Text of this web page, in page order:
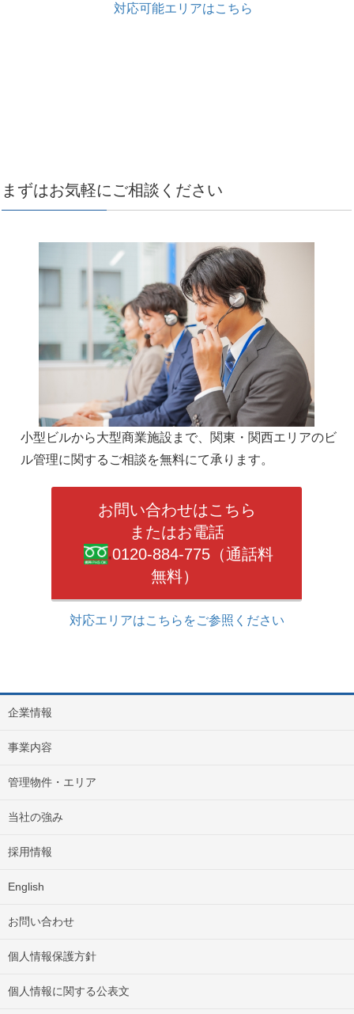
対応可能エリアはこちら
まずはお気軽にご相談ください
小型ビルから大型商業施設まで、関東・関西エリアのビ
ル管理に関するご相談を無料にて承ります。
お問い合わせはこちら
またはお電話
0120-884-775（通話料
無料）
対応エリアはこちらをご参照ください
企業情報
事業内容
管理物件・エリア
当社の強み
採用情報
English
お問い合わせ
個人情報保護方針
個人情報に関する公表文